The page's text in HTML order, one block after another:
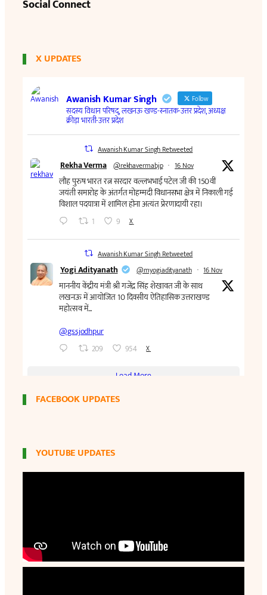
Social Connect
X UPDATES
FACEBOOK UPDATES
YOUTUBE UPDATES